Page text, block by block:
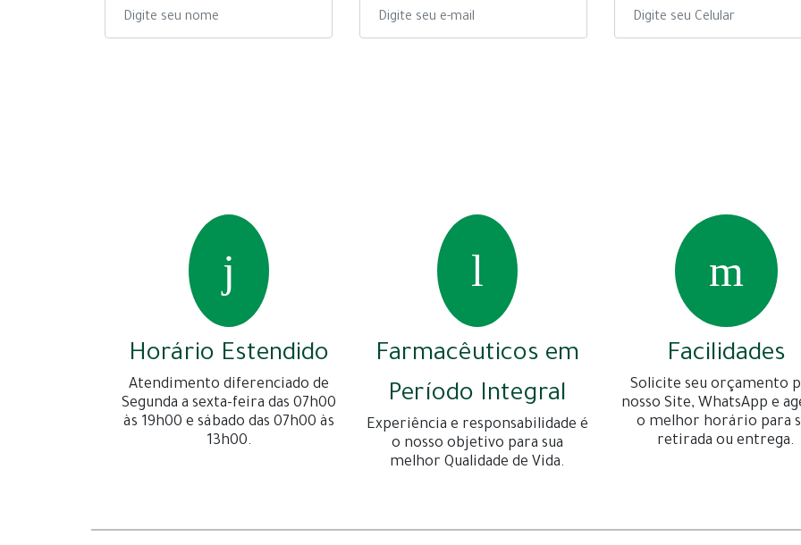
Horário Estendido
Atendimento diferenciado de
Segunda a sexta-feira das 07h00
às 19h00 e sábado das 07h00 às
13h00.
Farmacêuticos em
Período Integral
Experiência e responsabilidade é
o nosso objetivo para sua
melhor Qualidade de Vida.
Facilidades
Solicite seu orçamento
nosso Site, WhatsApp e
o melhor horário para
retirada ou entrega.